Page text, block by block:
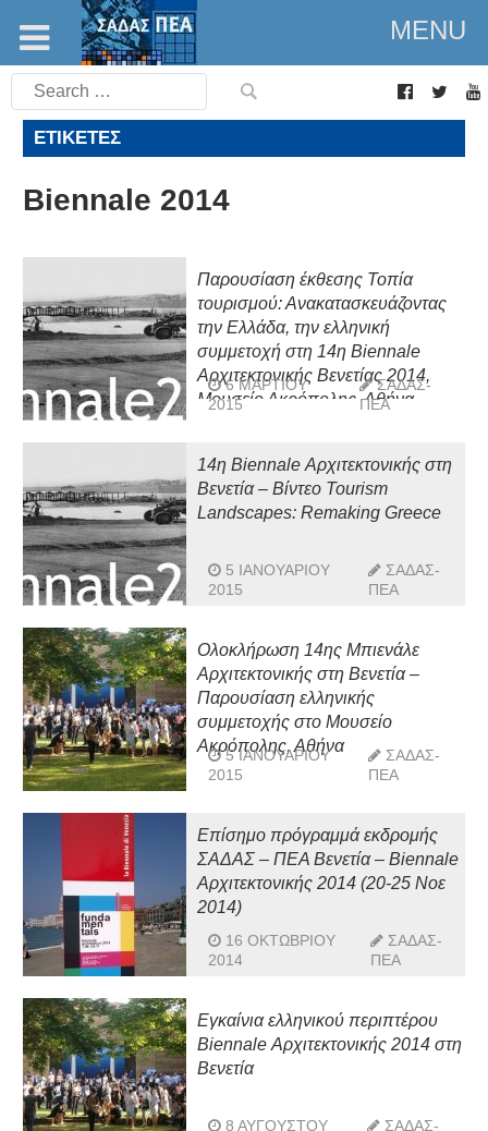
MENU
Search
for:
ΕΤΙΚΈΤΕΣ
Biennale 2014
Παρουσίαση έκθεσης Τοπία
τουρισμού: Ανακατασκευάζοντας
την Ελλάδα, την ελληνική
συμμετοχή στη 14η Biennale
Αρχιτεκτονικής Βενετίας 2014,
Μουσείο Ακρόπολης, Αθήνα
6 ΜΑΡΤΊΟΥ
2015
ΣΑΔΑΣ-
ΠΕΑ
14η Biennale Αρχιτεκτονικής στη
Βενετία – Βίντεο Tourism
Landscapes: Remaking Greece
5 ΙΑΝΟΥΑΡΊΟΥ
2015
ΣΑΔΑΣ-
ΠΕΑ
Ολοκλήρωση 14ης Μπιενάλε
Αρχιτεκτονικής στη Βενετία –
Παρουσίαση ελληνικής
συμμετοχής στο Μουσείο
Ακρόπολης, Αθήνα
5 ΙΑΝΟΥΑΡΊΟΥ
2015
ΣΑΔΑΣ-
ΠΕΑ
Επίσημο πρόγραμμά εκδρομής
ΣΑΔΑΣ – ΠΕΑ Βενετία – Biennale
Αρχιτεκτονικής 2014 (20-25 Νοε
2014)
16 ΟΚΤΩΒΡΊΟΥ
2014
ΣΑΔΑΣ-
ΠΕΑ
Εγκαίνια ελληνικού περιπτέρου
Biennale Αρχιτεκτονικής 2014 στη
Βενετία
8 ΑΥΓΟΎΣΤΟΥ
ΣΑΔΑΣ-